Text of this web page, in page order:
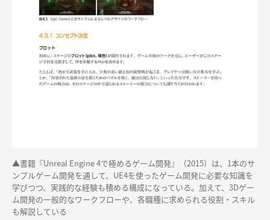
▲書籍『Unreal Engine 4で極めるゲーム開発』（2015）は、1本のサ
ンプルゲーム開発を通して、UE4を使ったゲーム開発に必要な知識を
学びつつ、実践的な経験も積める構成になっている。加えて、3Dゲー
ム開発の一般的なワークフローや、各職種に求められる役割・スキル
も解説している